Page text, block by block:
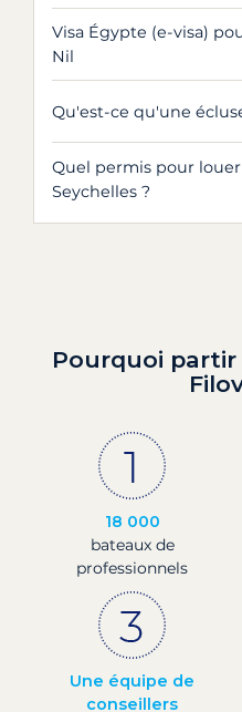
Visa Égypte (e-visa)
Nil
Qu'est-ce qu'une
Quel permis pour
Seychelles ?
Pourquoi partir
18 000
bateaux de
professionnels
Une équipe de
conseillers